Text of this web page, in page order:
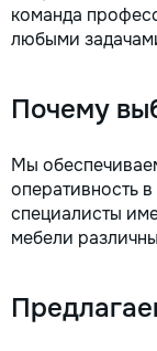
команда
любыми
Почему
Мы
оперативность
специалисты
мебели